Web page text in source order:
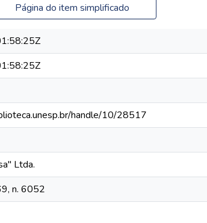
Página do item simplificado
handle/10/28517
Ltda.
n. 6052